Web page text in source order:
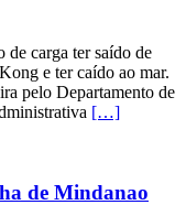
de carga ter saído de
e ter caído ao mar.
pelo Departamento de
[…]
de Mindanao